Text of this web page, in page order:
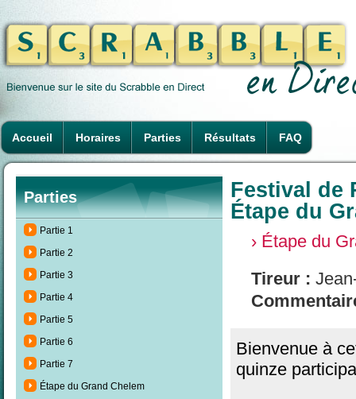
Accueil Horaires Parties Résultats FAQ
Parties
Partie 1
Partie 2
Partie 3
Partie 4
Partie 5
Partie 6
Partie 7
Étape du Grand Chelem
Festival de
Étape du
› Étape du
Tireur :
Bienvenue à
quinze